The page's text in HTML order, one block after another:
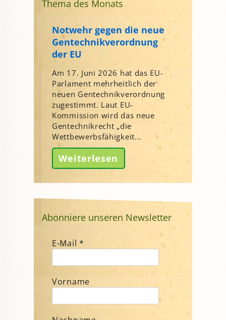
Thema des Monats
Notwehr gegen die neue
Gentechnikverordnung
der EU
Am 17. Juni 2026 hat das EU-
Parlament mehrheitlich der
neuen Gentechnikverordnung
zugestimmt. Laut EU-
Kommission wird das neue
Gentechnikrecht „die
Wettbewerbsfähigkeit...
Weiterlesen
Abonniere unseren Newsletter
E-Mail *
Vorname